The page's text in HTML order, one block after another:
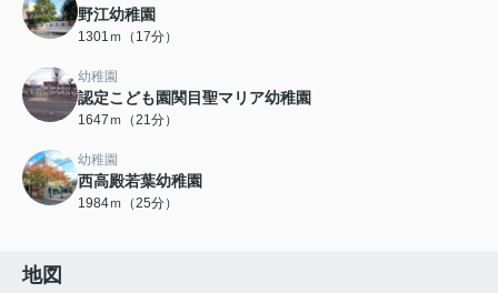
野江幼稚園
1301ｍ（17分）
幼稚園
認定こども園関目聖マリア幼稚園
1647ｍ（21分）
幼稚園
西高殿若葉幼稚園
1984ｍ（25分）
地図